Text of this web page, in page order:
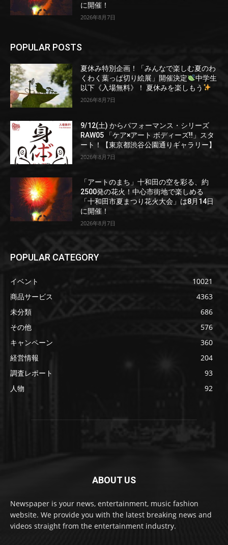
に開催！
2026年8月7日
POPULAR POSTS
夏休み特別企画！「みんなで楽しむ夏のわ
くわく葉っぱ切り絵展」開催決定
中学生
以下《入場無料》！ 夏休みを楽しもう
2026年8月7日
9/12(土) からパフォーマンス・シリーズ
RAW05 「ケア×アート ボディーズ!!」スタ
ート！【東京都渋谷公園通りギャラリー】
2026年8月7日
「アートのまち」十和田の空を彩る、約
2500発の花火！中心市街地で楽しめる
「十和田市夏まつり花火大会」は8月14日
に開催！
2026年8月7日
POPULAR CATEGORY
イベント
10021
商品サービス
4363
未分類
686
その他
576
キャンペーン
360
経営情報
204
調査レポート
93
人物
92
ABOUT US
Newspaper is your news, entertainment, music fashion
website. We provide you with the latest breaking news and
videos straight from the entertainment industry.